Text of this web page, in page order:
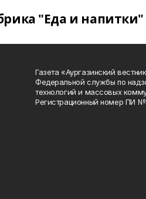
"Еда и напитки"
Газета «Аургазинский
Федеральной службы по
технологий и массовых
Регистрационный номер ПИ №